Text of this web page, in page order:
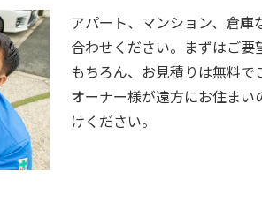
アパート、マンション、倉
合わせください。まずはご要
もちろん、お見積りは無料で
オーナー様が遠方にお住ま
けください。